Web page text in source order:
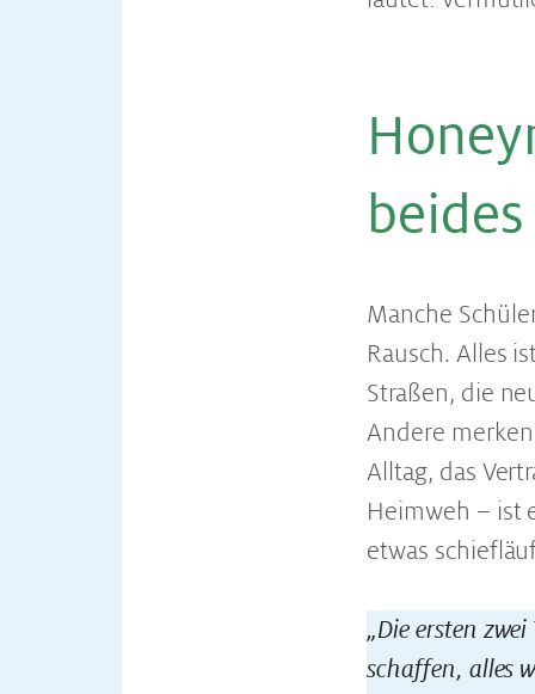
Manche
Rausch. Alles
Straßen, die
Andere
Alltag, das
Heimweh – ist
etwas
„Die ersten
schaffen, alles